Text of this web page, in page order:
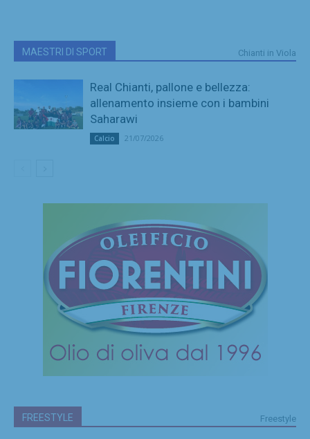
MAESTRI DI SPORT Chianti in Viola
Real Chianti, pallone e bellezza:
allenamento insieme con i bambini
Saharawi
Calcio 21/07/2026
FREESTYLE Freestyle